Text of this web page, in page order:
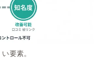
要素。